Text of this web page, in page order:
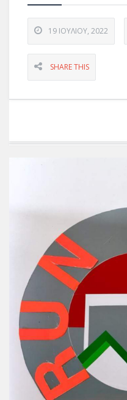
19 ΙΟΥΛΊΟΥ, 2022
SHARE THIS